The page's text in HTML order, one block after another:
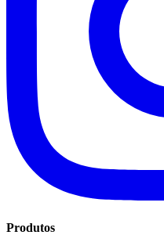
Produtos